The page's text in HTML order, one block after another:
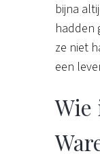
bijna
hadden
ze niet
een
Wie